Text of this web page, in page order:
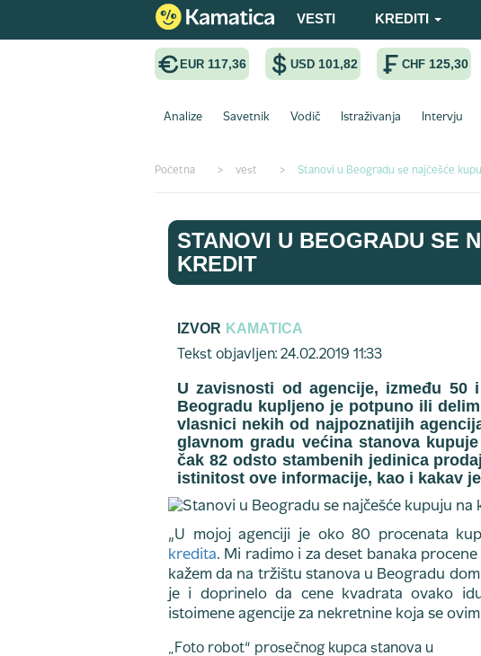
VESTI KREDITI
EUR 117,36 USD 101,82 CHF 125,30
Analize Savetnik Vodič Istraživanja Intervju
Početna > vest > Stanovi u Beogradu se najčešće
STANOVI U BEOGRADU SE
KREDIT
IZVOR KAMATICA
Tekst objavljen: 24.02.2019 11:33
U zavisnosti od agencije, između
Beogradu kupljeno je potpuno ili
vlasnici nekih od najpoznatijih
glavnom gradu većina stanova
čak 82 odsto stambenih jedinica
istinitost ove informacije, kao i kakav
„U mojoj agenciji je oko 80 procenata
kredita. Mi radimo i za deset banaka
kažem da na tržištu stanova u Beogradu
je i doprinelo da cene kvadrata ovako
istoimene agencije za nekretnine koja se
„Foto robot“ prosečnog kupca stanova u